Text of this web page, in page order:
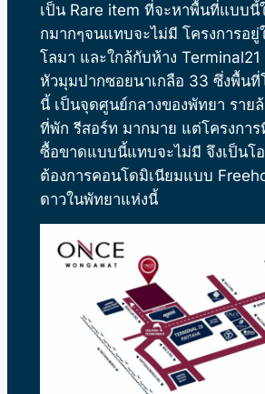
เป็น Rare item ที่จะหาพื้นที่แบบนี้
กมากๆจนแทบจะไม่มี โครงการอยู่
โลมา และใกล้กับห้าง
หัวมุมปากซอยนาเกลือ 33 ซึ่งพื้น
นี้ เป็นจุดศูนย์กลางของพัทยา ราย
ที่พัก รีสอร์ท มากมาย แต่โครงการ
ซื้อขาดแบบนี้แทบจะไม่มี จึงเป็นโ
ต้องการคอนโดมิเนียมแบบ
ดาวในพัทยาแห่งนี้